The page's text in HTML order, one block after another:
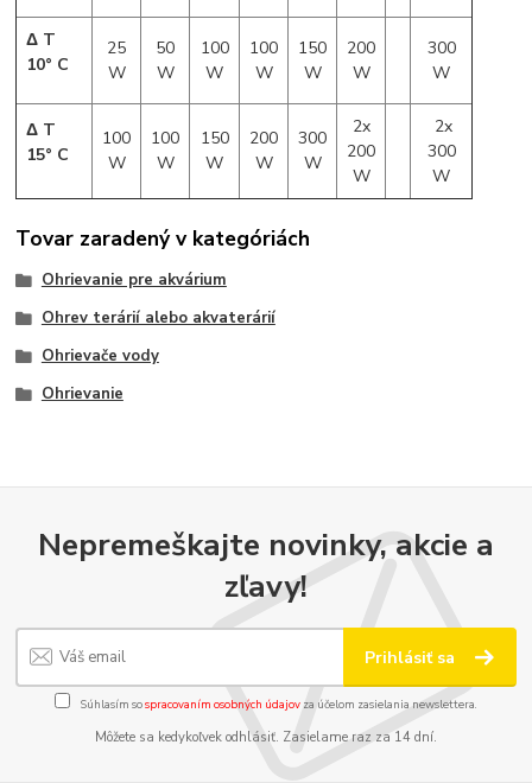
Δ T
10° C
25
W
50
W
100
W
100
W
150
W
200
W
300
W
Δ T
15° C
100
W
100
W
150
W
200
W
300
W
2x
200
W
2x
300
W
Tovar zaradený v kategóriách
Ohrievanie pre akvárium
Ohrev terárií alebo akvaterárií
Ohrievače vody
Ohrievanie
Nepremeškajte novinky, akcie a
zľavy!
Prihlásiť sa
Súhlasím sospracovaním osobných údajov za účelom zasielania newslettera.
Môžete sa kedykoľvek odhlásiť. Zasielame raz za 14 dní.